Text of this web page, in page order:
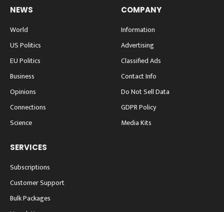
NEWS
World
US Politics
EU Politics
Business
Opinions
Connections
Science
COMPANY
Information
Advertising
Classified Ads
Contact Info
Do Not Sell Data
GDPR Policy
Media Kits
SERVICES
Subscriptions
Customer Support
Bulk Packages